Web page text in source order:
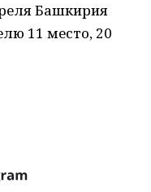
Башкирия
11 место, 20